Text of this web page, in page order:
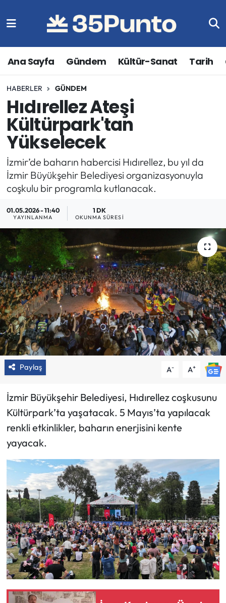
Ana Sayfa Gündem Kültür-Sanat Tarih
HABERLER GÜNDEM
Hıdırellez Ateşi
Kültürpark'tan
Yükselecek
İzmir’de baharın habercisi Hıdırellez, bu yıl da
İzmir Büyükşehir Belediyesi organizasyonuyla
coşkulu bir programla kutlanacak.
01.05.2026 - 11:40
YAYINLANMA
1 DK
OKUNMA SÜRESI
Paylaş A- A+
İzmir Büyükşehir Belediyesi, Hıdırellez coşkusunu
Kültürpark’ta yaşatacak. 5 Mayıs’ta yapılacak
renkli etkinlikler, baharın enerjisini kente
yayacak.